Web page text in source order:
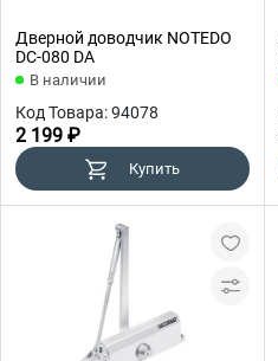
Дверной доводчик NOTEDO
DC-080 DA
В наличии
Код Товара: 94078
2 199 ₽
Купить